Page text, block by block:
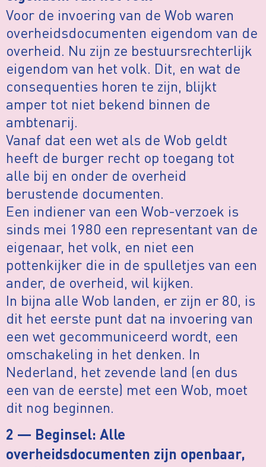
Voor de invoering van de Wob waren
overheidsdocumenten eigendom van de
overheid. Nu zijn ze bestuursrechterlijk
eigendom van het volk. Dit, en wat de
consequenties horen te zijn, blijkt
amper tot niet bekend binnen de
ambtenarij.
Vanaf dat een wet als de Wob geldt
heeft de burger recht op toegang tot
alle bij en onder de overheid
berustende documenten.
Een indiener van een Wob-verzoek is
sinds mei 1980 een representant van de
eigenaar, het volk, en niet een
pottenkijker die in de spulletjes van een
ander, de overheid, wil kijken.
In bijna alle Wob landen, er zijn er 80, is
dit het eerste punt dat na invoering van
een wet gecommuniceerd wordt, een
omschakeling in het denken. In
Nederland, het zevende land (en dus
een van de eerste) met een Wob, moet
dit nog beginnen.
2 — Beginsel: Alle
overheidsdocumenten zijn openbaar,